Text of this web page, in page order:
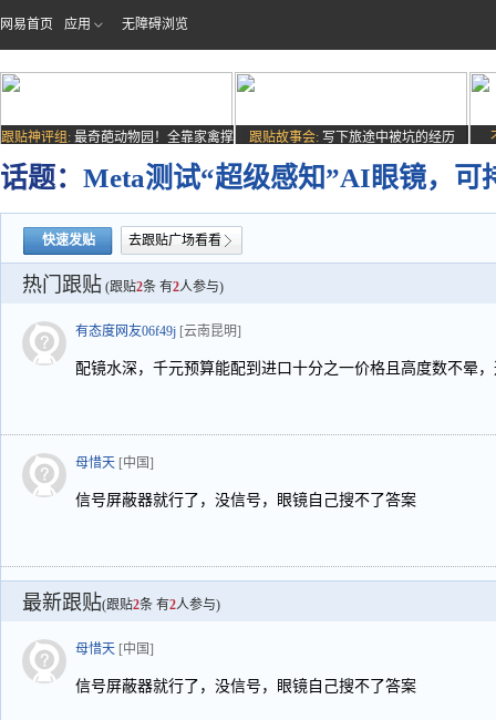
网易首页 应用 无障碍浏览
跟贴神评组: 最奇葩动物园！全靠家禽撑
跟贴故事会: 写下旅途中被坑的经历
话题： Meta测试“超级感知”AI眼镜，可
快速发贴 去跟贴广场看看
热门跟贴 (跟贴2条 有2人参与)
有态度网友06f49j [云南昆明]
配镜水深，千元预算能配到进口十分之一价格且高度数不晕
母惜天 [中国]
信号屏蔽器就行了，没信号，眼镜自己搜不了答案
最新跟贴(跟贴2条 有2人参与)
母惜天 [中国]
信号屏蔽器就行了，没信号，眼镜自己搜不了答案